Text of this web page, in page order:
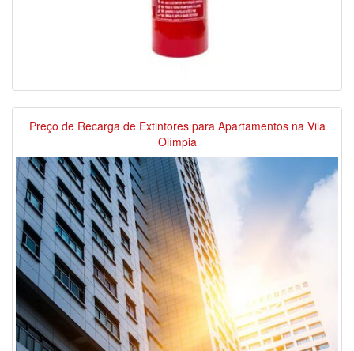
Preço de Recarga de Extintores para Apartamentos na Vila
Olímpia